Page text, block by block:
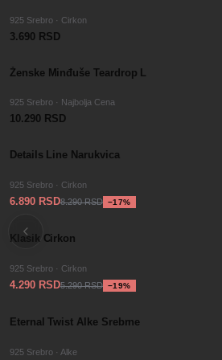
925 Srebro · Cirkon
3.690 RSD
Ženske Minđuše Teardrop L
925 Srebro · Najbolja Cena
10.290 RSD
−17%
SALE
Details Line Narukvica
925 Srebro · Cirkon
6.890 RSD8.290 RSD −17%
− 19 %
SALE
Klasik Cirkon
925 Srebro · Cirkon
4.290 RSD5.290 RSD −19%
−22%
SALE
Eternal Twist Alke Srebrne
925 Srebro · Alke